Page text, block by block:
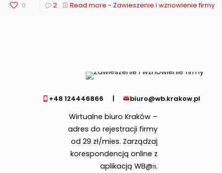
0 2 Read more - Zawieszenie i wznowienie firmy
+48 124446866 | biuro@wb.krakow.pl
Wirtualne biuro Kraków –
adres do rejestracji firmy
od 29 zł/mies. Zarządzaj
korespondencją online z
aplikacją WB@π.